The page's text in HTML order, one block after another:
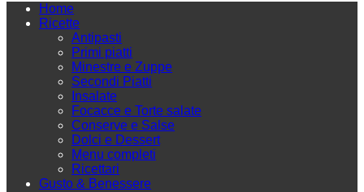
Home
Ricette
Antipasti
Primi piatti
Minestre e Zuppe
Secondi Piatti
Insalate
Focacce e Torte salate
Conserve e Salse
Dolci e Dessert
Menu completi
Ricettari
Gusto & Benessere